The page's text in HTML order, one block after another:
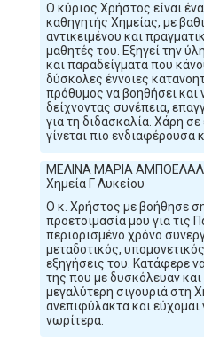
Ο κύριος Χρήστος είναι
καθηγητής Χημείας, με
αντικειμένου και
μαθητές του. Εξηγεί την
και παραδείγματα που
δύσκολες έννοιες
πρόθυμος να βοηθήσει και
δείχνοντας συνέπεια,
για τη διδασκαλία. Χάρη σε
γίνεται πιο ενδιαφέρουσα
ΜΕΛΙΝΑ ΜΑΡΙΑ
Χημεία Γ Λυκείου
Ο κ. Χρήστος με βοήθησε
προετοιμασία μου για τις
περιορισμένο χρόνο
μεταδοτικός,
εξηγήσεις του. Κατάφερε
της που με δυσκόλευαν
μεγαλύτερη σιγουριά στη
ανεπιφύλακτα και εύχομαι
νωρίτερα.